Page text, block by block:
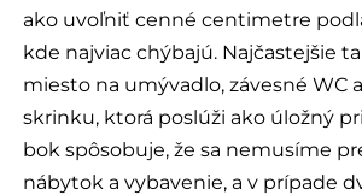
ako uvoľniť cenné centimetre
kde najviac chýbajú. Najčastejšie
miesto na umývadlo, závesné WC
skrinku, ktorá poslúži ako úložný
bok spôsobuje, že sa nemusíme
nábytok a vybavenie, a v prípade